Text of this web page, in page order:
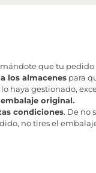
que tu pedido
los almacenespara
gestionado,
original.
condiciones. De no
no tires el